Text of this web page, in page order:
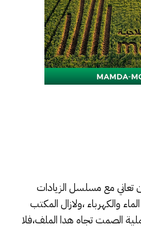
تعاني مع مسلسل الزيادات
والكهرباء ،ولازال المكتب
الصمت تجاه هدا الملف،فلا